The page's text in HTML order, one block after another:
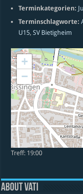
Terminkategorien:
Terminschlagworte:
U15,SV Bietigheim
+
−
Treff: 19:00
About vati